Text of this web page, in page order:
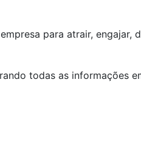
para atrair, engajar,
todas as informações